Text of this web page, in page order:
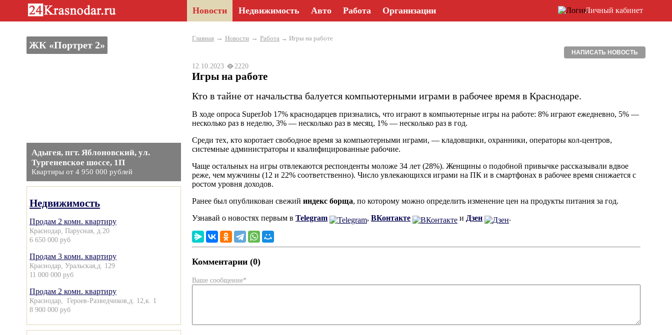
Новости Недвижимость Авто Работа Организации Личный кабинет
ЖК «Портрет 2»
Адыгея, пгт. Яблоновский, ул.
Тургеневское шоссе, 1П
Квартиры от 4 950 000 рублей
Недвижимость
Продам 2 комн. квартиру
Краснодар, Парусная, д.20
6 650 000 руб
Продам 3 комн. квартиру
Краснодар, Уральская,д. 129
11 000 000 руб
Продам 2 комн. квартиру
Краснодар, Героев-Разведчиков,д. 12,к. 1
8 900 000 руб
Главная → Новости → Работа → Игры на работе
НАПИСАТЬ НОВОСТЬ
12.10.2023 2220
Игры на работе
Кто в тайне от начальства балуется компьютерными играми в рабочее время в Краснодаре.
В ходе опроса SuperJob 17% краснодарцев признались, что играют в компьютерные игры на работе: 8% играют ежедневно, 5% —
несколько раз в неделю, 3% — несколько раз в месяц, 1% — несколько раз в год.
Среди тех, кто коротает свободное время за компьютерными играми, — кладовщики, охранники, операторы кол-центров,
системные администраторы и квалифицированные рабочие.
Чаще остальных на игры отвлекаются респонденты моложе 34 лет (28%). Женщины о подобной привычке рассказывали вдвое
реже, чем мужчины (12 и 22% соответственно). Число увлекающихся играми на ПК и в смартфонах в рабочее время снижается с
ростом уровня доходов.
Ранее был опубликован свежий индекс борща, по которому можно определить изменение цен на продукты питания за год.
Узнавай о новостях первым в Telegram , ВКонтакте и Дзен .
Комментарии (0)
Ваше сообщение*